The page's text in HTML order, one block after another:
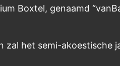
Boxtel, genaamd
zal het semi-akoestische